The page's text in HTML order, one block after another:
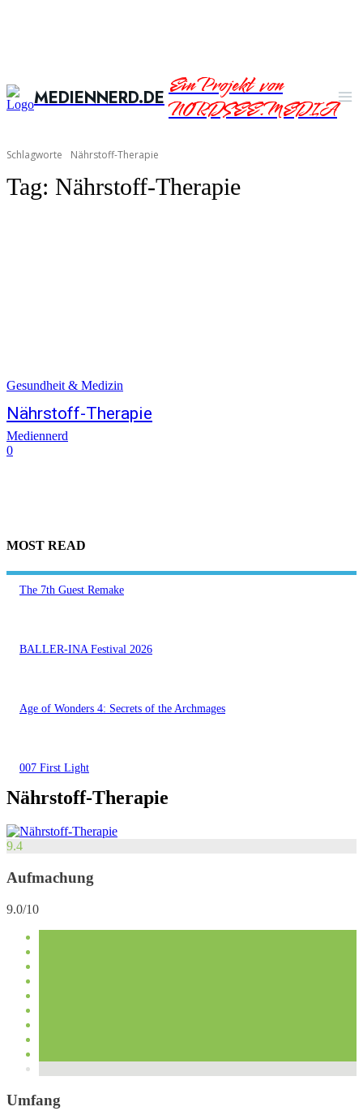
MEDIENNERD.DEEin Projekt von
NORDSEE.MEDIA
Schlagworte Nährstoff-Therapie
Tag: Nährstoff-Therapie
Gesundheit & Medizin
Nährstoff-Therapie
Mediennerd
0
MOST READ
The 7th Guest Remake
BALLER-INA Festival 2026
Age of Wonders 4: Secrets of the Archmages
007 First Light
Nährstoff-Therapie
9.4
Aufmachung
9.0/10
Umfang